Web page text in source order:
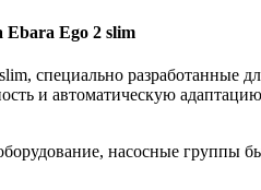
Ebara Ego 2 slim
специально разработанные
и автоматическую
насосные группы